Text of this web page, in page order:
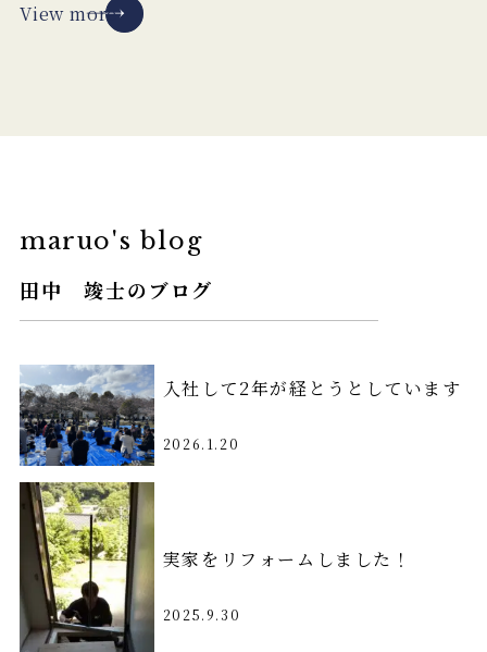
View more
maruo's blog
田中 竣士のブログ
入社して2年が経とうとしています
2026.1.20
実家をリフォームしました！
2025.9.30